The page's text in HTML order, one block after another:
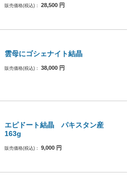
販売価格(税込)： 28,500 円
雲母にゴシェナイト結晶
販売価格(税込)： 38,000 円
エピドート結晶 パキスタン産
163g
販売価格(税込)： 9,000 円